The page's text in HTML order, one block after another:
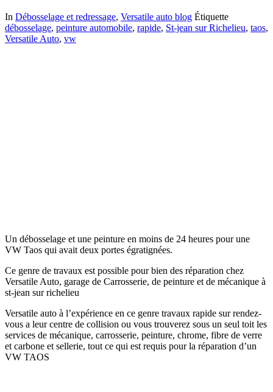
In Débosselage et redressage, Versatile auto blog Étiquette
débosselage, peinture automobile, rapide, St-jean sur Richelieu, taos,
Versatile Auto, vw
Un débosselage et une peinture en moins de 24 heures pour une
VW Taos qui avait deux portes égratignées.
Ce genre de travaux est possible pour bien des réparation chez
Versatile Auto, garage de Carrosserie, de peinture et de mécanique à
st-jean sur richelieu
Versatile auto à l’expérience en ce genre travaux rapide sur rendez-
vous a leur centre de collision ou vous trouverez sous un seul toit les
services de mécanique, carrosserie, peinture, chrome, fibre de verre
et carbone et sellerie, tout ce qui est requis pour la réparation d’un
VW TAOS